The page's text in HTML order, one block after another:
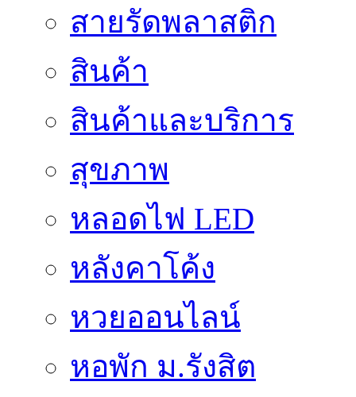
สายรัดพลาสติก
สินค้า
สินค้าและบริการ
สุขภาพ
หลอดไฟ LED
หลังคาโค้ง
หวยออนไลน์
หอพัก ม.รังสิต